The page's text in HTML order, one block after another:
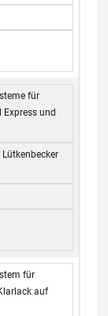
für
und
für
auf